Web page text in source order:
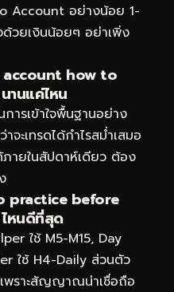
Account อย่างน้อย 1-
วยเงินน้อยๆ อย่าเพิ่ง
account how to
านแค่ไหน
การเข้าใจพื้นฐานอย่าง
ะเทรดได้กำไรสม่ำเสมอ
ภายในสัปดาห์เดียว ต้อง
practice before
หนดีที่สุด
ใช้ M5-M15, Day
ใช้ H4-Daily ส่วนตัว
พราะสัญญาณน่าเชื่อถือ